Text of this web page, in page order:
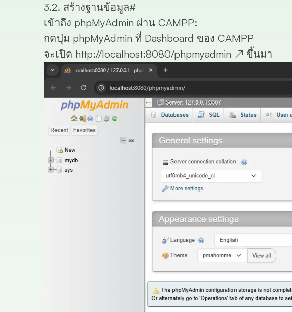
3.2. สร้างฐานข้อมูล#
เข้าถึง phpMyAdmin ผ่าน CAMPP:
กดปุ่ม phpMyAdmin ที่ Dashboard ของ CAMPP
จะเปิด http://localhost:8080/phpmyadmin ↗ ขึ้นมา